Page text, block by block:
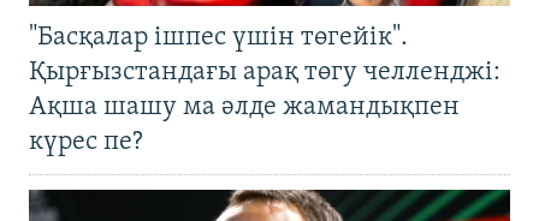
"Басқалар ішпес үшін төгейік".
Қырғызстандағы арақ төгу челленджі:
Ақша шашу ма әлде жамандықпен
күрес пе?